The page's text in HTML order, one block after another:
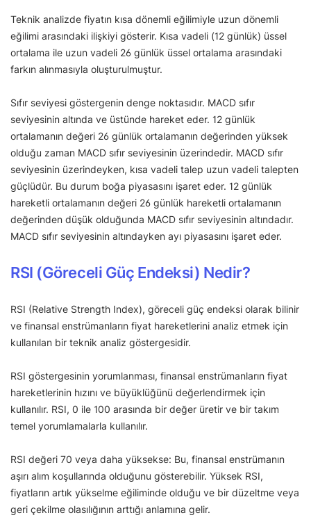
Teknik analizde fiyatın kısa dönemli eğilimiyle uzun dönemli
eğilimi arasındaki ilişkiyi gösterir. Kısa vadeli (12 günlük) üssel
ortalama ile uzun vadeli 26 günlük üssel ortalama arasındaki
farkın alınmasıyla oluşturulmuştur.
Sıfır seviyesi göstergenin denge noktasıdır. MACD sıfır
seviyesinin altında ve üstünde hareket eder. 12 günlük
ortalamanın değeri 26 günlük ortalamanın değerinden yüksek
olduğu zaman MACD sıfır seviyesinin üzerindedir. MACD sıfır
seviyesinin üzerindeyken, kısa vadeli talep uzun vadeli talepten
güçlüdür. Bu durum boğa piyasasını işaret eder. 12 günlük
hareketli ortalamanın değeri 26 günlük hareketli ortalamanın
değerinden düşük olduğunda MACD sıfır seviyesinin altındadır.
MACD sıfır seviyesinin altındayken ayı piyasasını işaret eder.
RSI (Göreceli Güç Endeksi) Nedir?
RSI (Relative Strength Index), göreceli güç endeksi olarak bilinir
ve finansal enstrümanların fiyat hareketlerini analiz etmek için
kullanılan bir teknik analiz göstergesidir.
RSI göstergesinin yorumlanması, finansal enstrümanların fiyat
hareketlerinin hızını ve büyüklüğünü değerlendirmek için
kullanılır. RSI, 0 ile 100 arasında bir değer üretir ve bir takım
temel yorumlamalarla kullanılır.
RSI değeri 70 veya daha yüksekse: Bu, finansal enstrümanın
aşırı alım koşullarında olduğunu gösterebilir. Yüksek RSI,
fiyatların artık yükselme eğiliminde olduğu ve bir düzeltme veya
geri çekilme olasılığının arttığı anlamına gelir.